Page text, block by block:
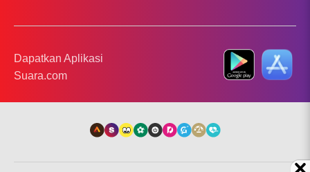
Dapatkan Aplikasi
Suara.com